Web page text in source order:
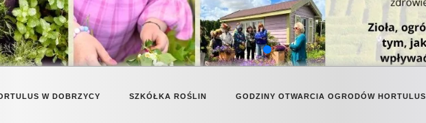
W DOBRZYCY SZKÓŁKA ROŚLIN GODZINY OTWARCIA OGRODÓW HORTULUS